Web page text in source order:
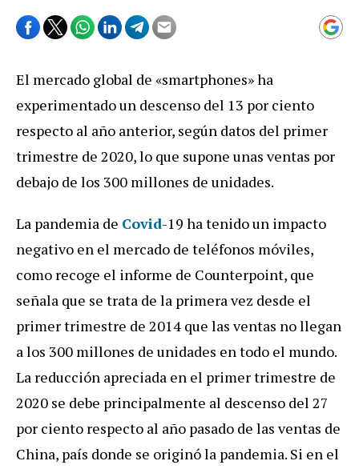
El mercado global de «smartphones» ha
experimentado un descenso del 13 por ciento
respecto al año anterior, según datos del primer
trimestre de 2020, lo que supone unas ventas por
debajo de los 300 millones de unidades.
La pandemia de Covid-19 ha tenido un impacto
negativo en el mercado de teléfonos móviles,
como recoge el informe de Counterpoint, que
señala que se trata de la primera vez desde el
primer trimestre de 2014 que las ventas no llegan
a los 300 millones de unidades en todo el mundo.
La reducción apreciada en el primer trimestre de
2020 se debe principalmente al descenso del 27
por ciento respecto al año pasado de las ventas de
China, país donde se originó la pandemia. Si en el